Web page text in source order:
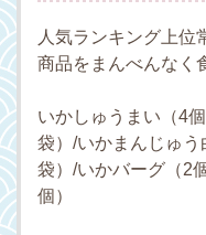
人気ランキング上位
商品をまんべんなく
いかしゅうまい（4
袋）/いかまんじゅ
袋）/いかバーグ（2
個）